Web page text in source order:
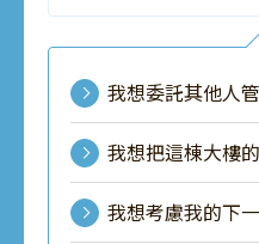
我想委託其他人
我想把這棟大樓
我想考慮我的下